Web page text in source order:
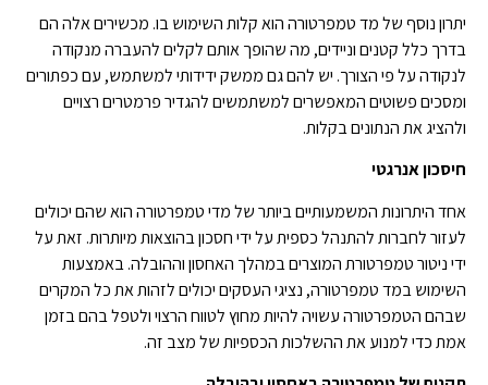
יתרון נוסף של מד טמפרטורה הוא קלות השימוש בו. מכשירים אלה הם
בדרך כלל קטנים וניידים, מה שהופך אותם לקלים להעברה מנקודה
לנקודה על פי הצורך. יש להם גם ממשק ידידותי למשתמש, עם כפתורים
ומסכים פשוטים המאפשרים למשתמשים להגדיר פרמטרים רצויים
ולהציג את הנתונים בקלות.
חיסכון אנרגטי
אחד היתרונות המשמעותיים ביותר של מדי טמפרטורה הוא שהם יכולים
לעזור לחברות להתנהל כספית על ידי חסכון בהוצאות מיותרות. זאת על
ידי ניטור טמפרטורת המוצרים במהלך האחסון וההובלה. באמצעות
השימוש במד טמפרטורה, נציגי העסקים יכולים לזהות את כל המקרים
שבהם הטמפרטורה עשויה להיות מחוץ לטווח הרצוי ולטפל בהם בזמן
אמת כדי למנוע את ההשלכות הכספיות של מצב זה.